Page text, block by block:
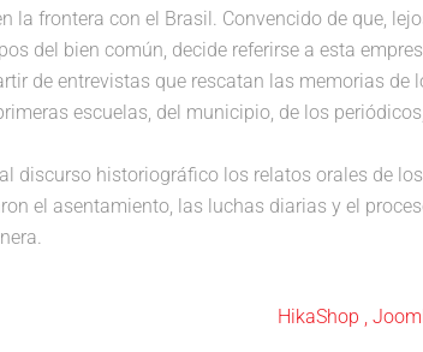
la frontera con el Brasil. Convencido de que,
del bien común, decide referirse a esta
de entrevistas que rescatan las memorias
escuelas, del municipio, de los
discurso historiográfico los relatos orales de
el asentamiento, las luchas diarias y el
HikaShop ,